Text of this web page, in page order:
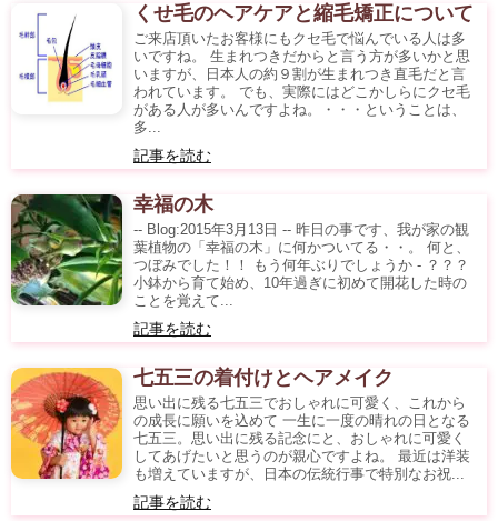
くせ毛のヘアケアと縮毛矯正について
ご来店頂いたお客様にもクセ毛で悩んでいる人は多
いですね。 生まれつきだからと言う方が多いかと思
いますが、日本人の約９割が生まれつき直毛だと言
われています。 でも、実際にはどこかしらにクセ毛
がある人が多いんですよね。・・・ということは、
多...
記事を読む
幸福の木
-- Blog:2015年3月13日 -- 昨日の事です、我が家の観
葉植物の「幸福の木」に何かついてる・・。 何と、
つぼみでした！！ もう何年ぶりでしょうか - ？？？
小鉢から育て始め、10年過ぎに初めて開花した時の
ことを覚えて...
記事を読む
七五三の着付けとヘアメイク
思い出に残る七五三でおしゃれに可愛く、これから
の成長に願いを込めて 一生に一度の晴れの日となる
七五三。思い出に残る記念にと、おしゃれに可愛く
してあげたいと思うのが親心ですよね。 最近は洋装
も増えていますが、日本の伝統行事で特別なお祝...
記事を読む